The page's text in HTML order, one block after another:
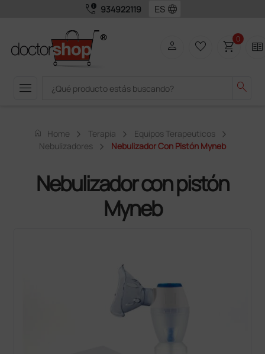
call_quality 934922119 language
menu search
person favorite_border shopping_cart0 two_pager
home Home Terapia
Equipos Terapeuticos
Nebulizadores
Nebulizador Con Pistón Myneb
Nebulizador con pistón
Myneb